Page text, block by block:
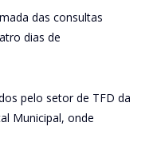
das consultas
dias de
pelo setor de TFD da
Municipal, onde